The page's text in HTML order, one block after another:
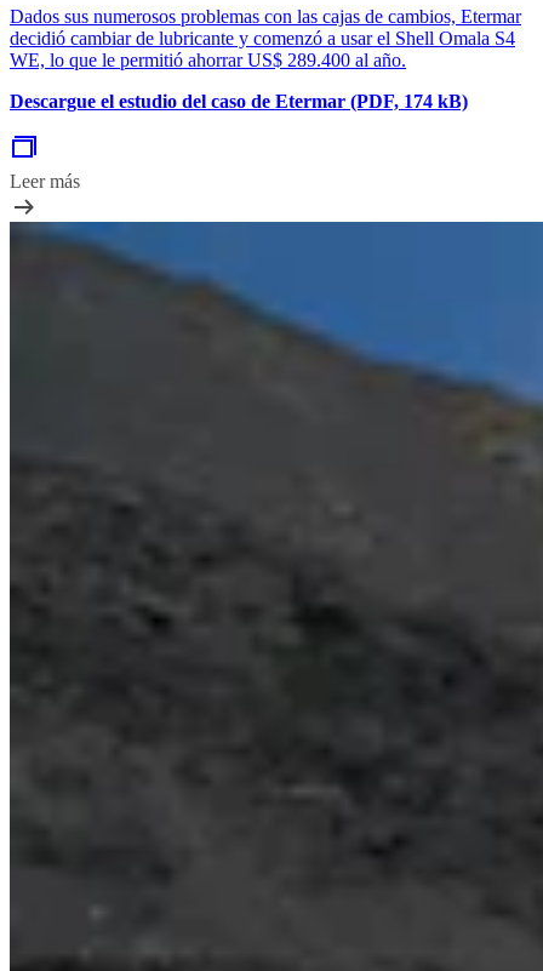
Dados sus numerosos problemas con las cajas de cambios, Etermar
decidió cambiar de lubricante y comenzó a usar el Shell Omala S4
WE, lo que le permitió ahorrar US$ 289.400 al año.
Descargue el estudio del caso de Etermar (PDF, 174 kB)
Leer más